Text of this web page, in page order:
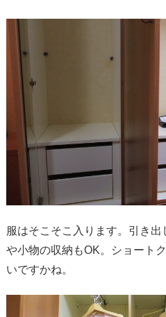
服はそこそこ入ります。引き
や小物の収納もOK。ショート
いですかね。